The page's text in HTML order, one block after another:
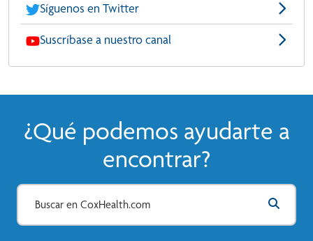
Síguenos en Twitter
Suscríbase a nuestro canal
¿Qué podemos ayudarte a
encontrar?